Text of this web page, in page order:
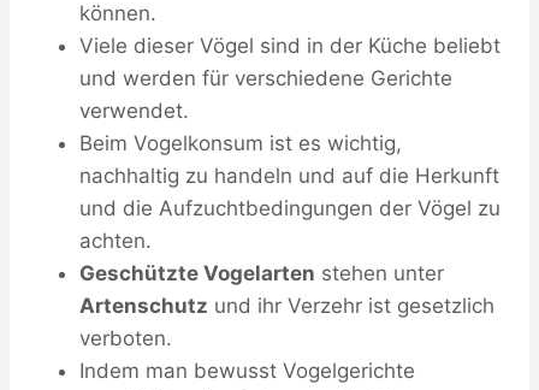
können.
Viele dieser Vögel sind in der Küche beliebt
und werden für verschiedene Gerichte
verwendet.
Beim Vogelkonsum ist es wichtig,
nachhaltig zu handeln und auf die Herkunft
und die Aufzuchtbedingungen der Vögel zu
achten.
Geschützte Vogelarten stehen unter
Artenschutz und ihr Verzehr ist gesetzlich
verboten.
Indem man bewusst Vogelgerichte